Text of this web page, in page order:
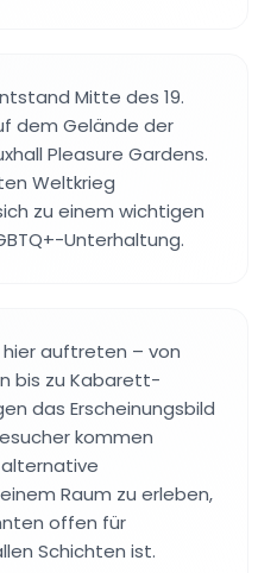
Mitte des 19.
dem Gelände der
Pleasure Gardens.
Weltkrieg
zu einem wichtigen
Unterhaltung.
hier auftreten – von
bis zu Kabarett-
das Erscheinungsbild
kommen
Raum zu erleben,
offen für
Schichten ist.